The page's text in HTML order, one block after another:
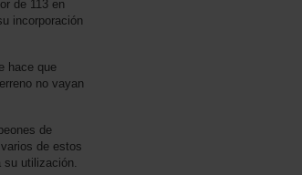
de 113 en
incorporación
hace que
no vayan
de
de estos
utilización.